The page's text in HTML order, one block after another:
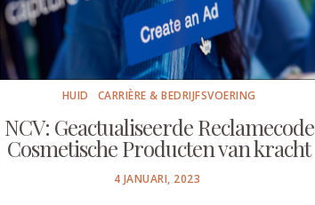
HUID CARRIÈRE & BEDRIJFSVOERING
NCV: Geactualiseerde Reclamecode
Cosmetische Producten van kracht
POSTED
4 JANUARI, 2023